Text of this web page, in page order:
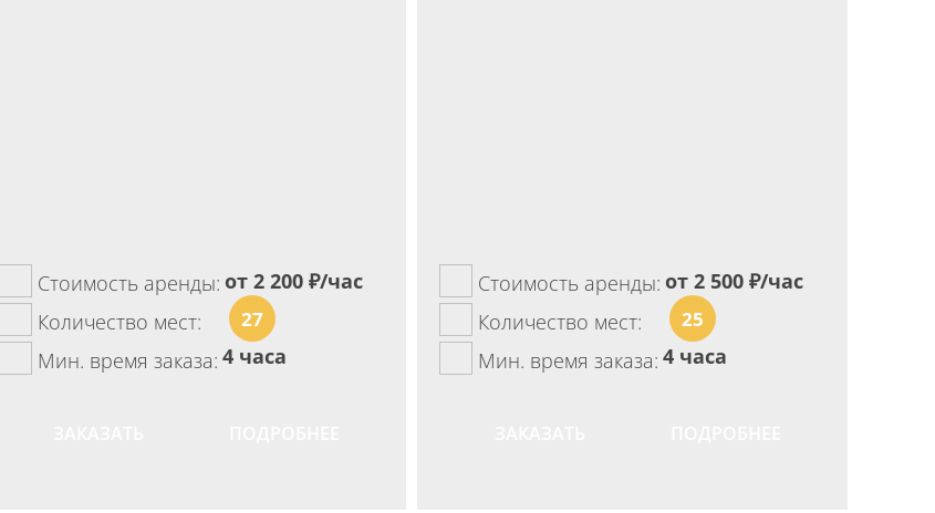
Стоимость аренды: от 2 200 ₽/час
Количество мест:
27
Мин. время заказа: 4 часа
Стоимость аренды: от 2 500₽/час
Количество мест:
25
Мин. время заказа: 4 часа